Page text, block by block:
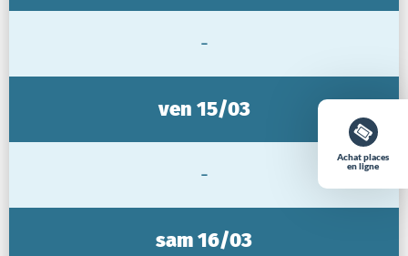
Achat places
en ligne
-
ven 15/03
-
sam 16/03